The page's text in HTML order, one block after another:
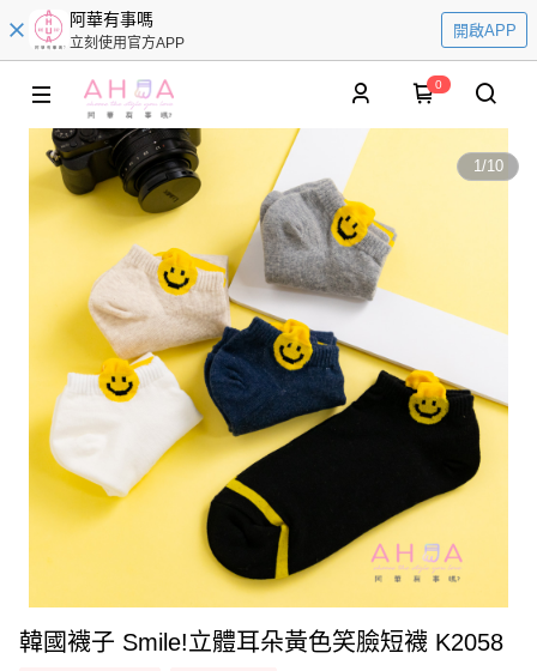
阿華有事嗎
立刻使用官方APP
開啟APP
0
1/10
韓國襪子 Smile!立體耳朵黃色笑臉短襪 K2058